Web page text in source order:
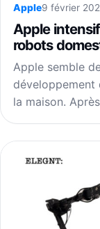
Apple9 février
Apple
robots
Apple semble
développement
la maison.